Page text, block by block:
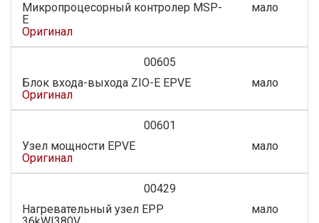
Микропроцесорный контролер MSP-
E
Оригинал
мало
00605
Блок входа-выхода ZIO-E EPVE
Оригинал
мало
00601
Узел мощности EPVE
Оригинал
мало
00429
Нагревательный узел EPP
мало